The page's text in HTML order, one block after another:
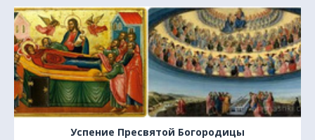
Успение Пресвятой Богородицы